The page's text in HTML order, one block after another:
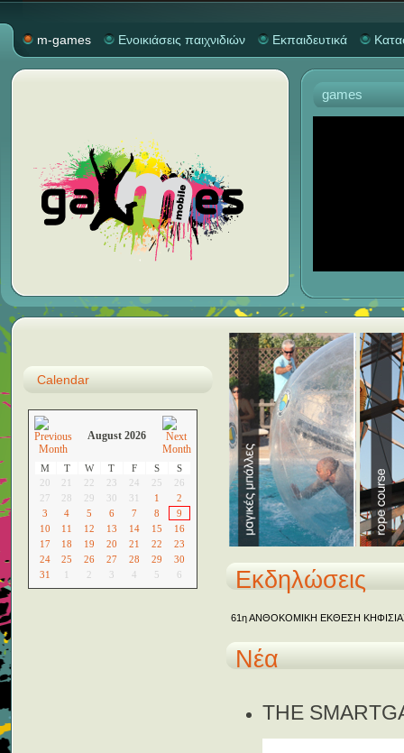
m-games Ενοικιάσεις παιχνιδιών Εκπαιδευτικά
games
Εκδηλώσεις
61η ΑΝΘΟΚΟΜΙΚΗ ΕΚΘΕΣΗ
Νέα
THE
Calendar
August 2026
M T W T F S
S
20
21 22 23 24 25
26
27
28 29 30 31 1
2
3
4 5 6 7 8
9
10
11 12 13 14 15
16
17
18 19 20 21 22
23
24
25 26 27 28 29
30
31
1 2 3 4 5 6